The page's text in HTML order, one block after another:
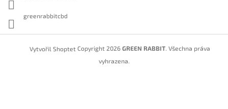
greenrabbitcbd
Vytvořil Shoptet Copyright 2026 GREEN RABBIT. Všechna práva
vyhrazena.